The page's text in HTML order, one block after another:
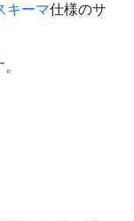
キーマ仕様のサ